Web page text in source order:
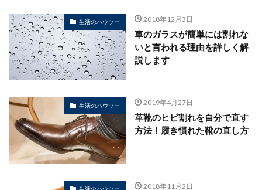
生活のハウツー 2018年12月3日
車のガラスが簡単には割れな
いと言われる理由を詳しく解
説します
生活のハウツー 2019年4月27日
革靴のヒビ割れを自分で直す
方法！履き慣れた靴の直し方
2018年11月2日